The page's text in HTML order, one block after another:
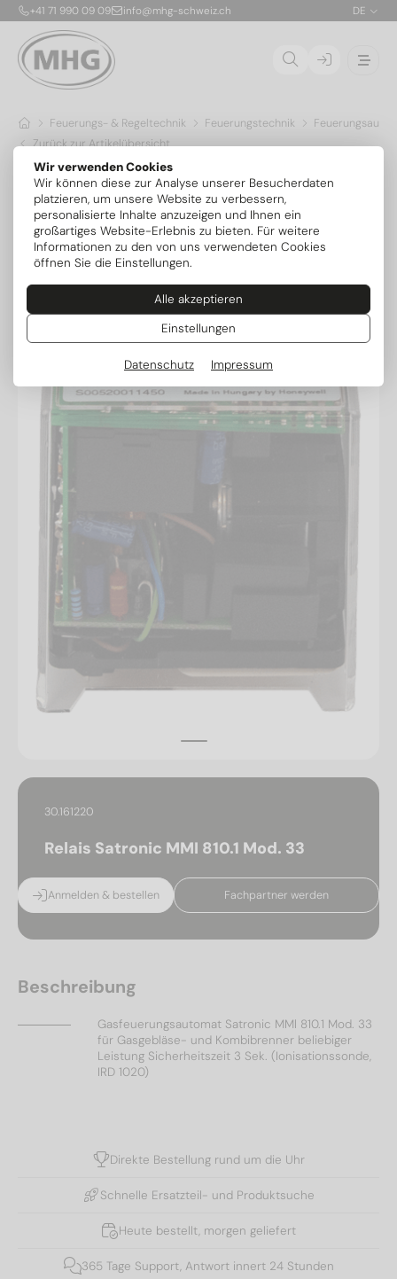
Wir verwenden Cookies
Wir können diese zur Analyse unserer Besucherdaten
platzieren, um unsere Website zu verbessern,
personalisierte Inhalte anzuzeigen und Ihnen ein
großartiges Website-Erlebnis zu bieten. Für weitere
Informationen zu den von uns verwendeten Cookies
öffnen Sie die Einstellungen.
Alle akzeptieren
Einstellungen
Datenschutz Impressum
+41 71 990 09 09 info@mhg-schweiz.ch DE
Feuerungs- & Regeltechnik Feuerungstechnik
Zurück zur Artikelübersicht
30.161220
Relais Satronic MMI 810.1 Mod. 33
Anmelden & bestellen Fachpartner werden
Beschreibung
Gasfeuerungsautomat Satronic MMl 810.1 Mod. 33
für Gasgebläse- und Kombibrenner beliebiger
Leistung Sicherheitszeit 3 Sek. (Ionisationssonde,
IRD 1020)
Direkte Bestellung rund um die Uhr
Schnelle Ersatzteil- und Produktsuche
Heute bestellt, morgen geliefert
365 Tage Support, Antwort innert 24 Stunden